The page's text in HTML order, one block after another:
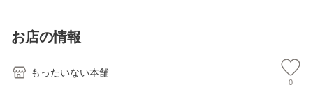
恵 藤本幸三 / 南江
堂 [単行
お店の情報
もったいない本舗
0